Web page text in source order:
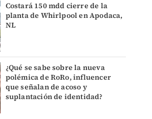
Costará 150 mdd cierre de la
planta de Whirlpool en Apodaca,
NL
¿Qué se sabe sobre la nueva
polémica de RoRo, influencer
que señalan de acoso y
suplantación de identidad?